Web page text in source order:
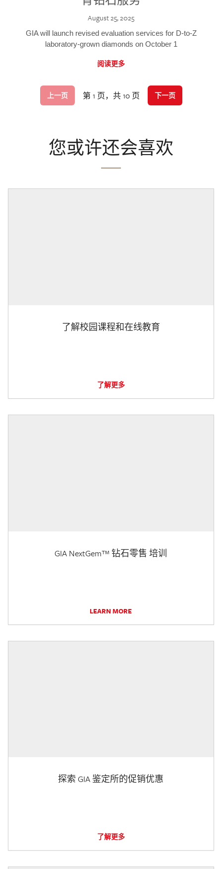
August 25, 2025
GIA will launch revised evaluation services for D-to-Z
laboratory-grown diamonds on October 1
阅读更多
上一页 第 1 页，共 10 页 下一页
您或许还会喜欢
了解校园课程和在线教育
了解更多
GIA NextGem™ 钻石零售 培训
LEARN MORE
探索 GIA 鉴定所的促销优惠
了解更多